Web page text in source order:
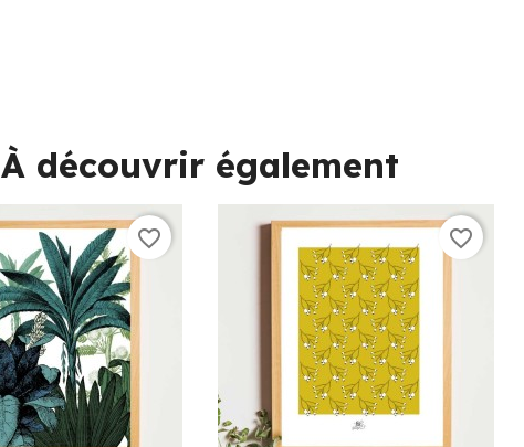
À découvrir également
favorite_border favorite_border